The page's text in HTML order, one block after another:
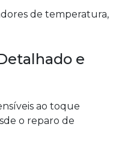
de temperatura,
e
ao toque
o reparo de